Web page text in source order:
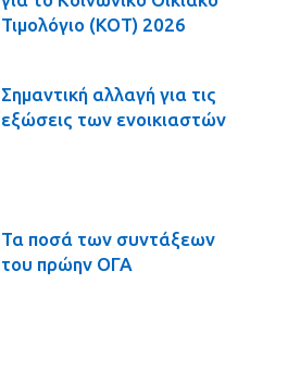
Τιμολόγιο (ΚΟΤ) 2026
Σημαντική αλλαγή για τις
εξώσεις των ενοικιαστών
Τα ποσά των συντάξεων
του πρώην ΟΓΑ